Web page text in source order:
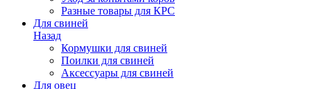
Разные товары для КРС
Для свиней
Назад
Кормушки для свиней
Поилки для свиней
Аксессуары для свиней
Для овец